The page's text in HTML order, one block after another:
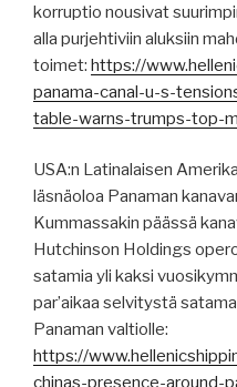
korruptio nousivat
alla purjehtiviin aluksiin
toimet: https://
panama-canal-u-s-
table-warns-trumps-top-
USA:n Latinalaisen
läsnäoloa Panaman
Kummassakin päässä
Hutchinson Holdings
satamia yli kaksi
par’aikaa selvitystä
Panaman valtiolle:
https://
chinas-presence-around-